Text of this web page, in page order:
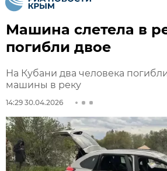
Машина слетела в
погибли двое
На Кубани два человека
машины в реку
14:29 30.04.2026